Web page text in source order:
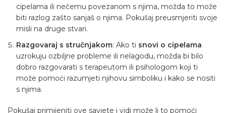
cipelama ili nečemu povezanom s njima, možda to može
biti razlog zašto sanjaš o njima. Pokušaj preusmjeriti svoje
misli na druge stvari.
Razgovaraj s stručnjakom: Ako ti snovi o cipelama
uzrokuju ozbiljne probleme ili nelagodu, možda bi bilo
dobro razgovarati s terapeutom ili psihologom koji ti
može pomoći razumjeti njihovu simboliku i kako se nositi
s njima.
Pokušaj primijeniti ove savjete i vidi može li to pomoći